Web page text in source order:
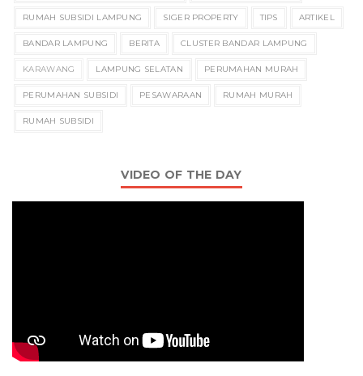
RUMAH SUBSIDI LAMPUNG SIGER PROPERTY TIPS ARTIKEL
BANDAR LAMPUNG BERITA CLUSTER BANDAR LAMPUNG
KARAWANG LAMPUNG SELATAN PERUMAHAN MURAH
PERUMAHAN SUBSIDI PESAWARAAN RUMAH MURAH
RUMAH SUBSIDI
VIDEO OF THE DAY